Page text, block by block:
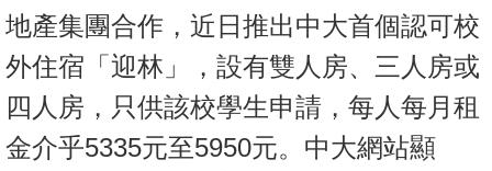
地產集團合作，近日推出中大首個認可校
外住宿「迎林」，設有雙人房、三人房或
四人房，只供該校學生申請，每人每月租
金介乎5335元至5950元。中大網站顯